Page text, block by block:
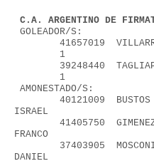
C.A. ARGENTINO DE
GOLEADOR/S:
41657019
1
39248440
1
AMONESTADO/S:
40121009  BUSTOS
ISRAEL
41405750
37403905  MOSCONI
DANIEL